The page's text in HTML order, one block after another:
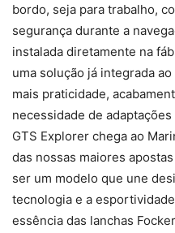
bordo, seja para trabalho,
segurança durante a
instalada diretamente na
uma solução já integrada
mais praticidade,
necessidade de
GTS Explorer chega ao
das nossas maiores
ser um modelo que une
tecnologia e a
essência das lanchas